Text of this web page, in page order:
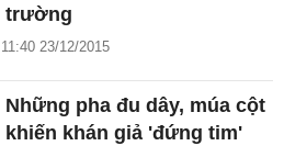
trường
11:40 23/12/2015
Những pha đu dây, múa cột
khiến khán giả 'đứng tim'